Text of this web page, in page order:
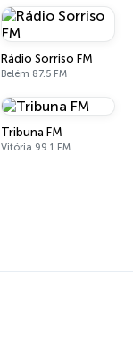
Rádio Sorriso FM
Belém 87.5 FM
Tribuna FM
Vitória 99.1 FM